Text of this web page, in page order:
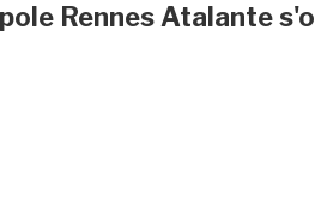
Rennes Atalante